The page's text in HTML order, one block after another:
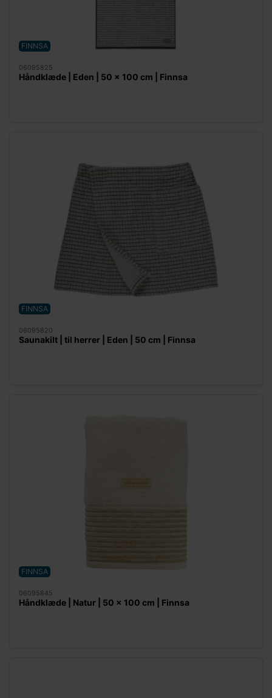
FINNSA
06095825
Håndklæde | Eden | 50 x 100 cm | Finnsa
FINNSA
06095820
Saunakilt | til herrer | Eden | 50 cm | Finnsa
FINNSA
06095845
Håndklæde | Natur | 50 x 100 cm | Finnsa